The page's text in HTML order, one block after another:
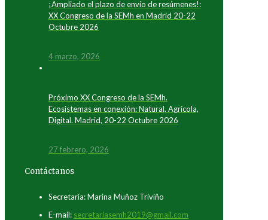
¡Ampliado el plazo de envío de resúmenes!:
XX Congreso de la SEMh en Madrid 20-22
Octubre 2026
4 marzo, 2026
Próximo XX Congreso de la SEMh.
Ecosistemas en conexión: Natural, Agrícola,
Digital. Madrid, 20-22 Octubre 2026
27 febrero, 2026
Contáctanos
Secretaría: Marina Muñoz Triviño
E-mail: secretariasemh2019@gmail.com